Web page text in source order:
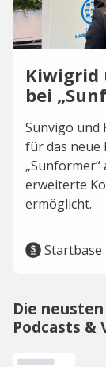
Kiwigrid
bei
Sunvigo und
für das neue
erweiterte
ermöglicht.
Startbase
Die
Podcasts &